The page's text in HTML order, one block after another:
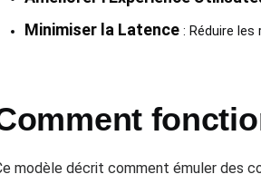
Minimiser la Latence: Réduire les
modèle décrit comment émuler des